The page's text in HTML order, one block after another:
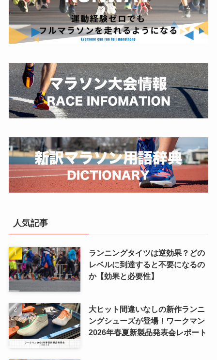
人気記事
ランニングタイツは逆効果？どの
レベルに到達すると不要になるの
か【効果と必要性】
大ヒット間違いなしの新作ランニ
ングシューズが登場！ワークマン
2026年春夏新製品発表会レポート